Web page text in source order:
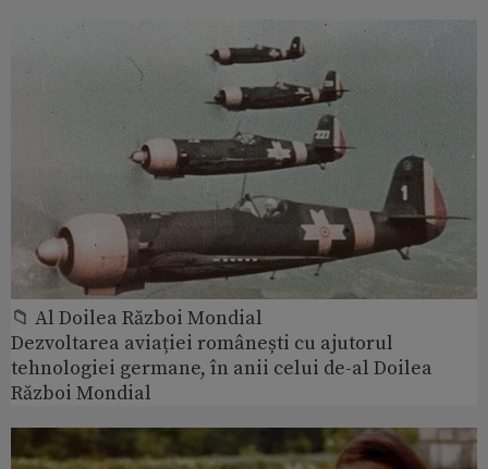
📁 Al Doilea Război Mondial
Dezvoltarea aviației românești cu ajutorul
tehnologiei germane, în anii celui de-al Doilea
Război Mondial